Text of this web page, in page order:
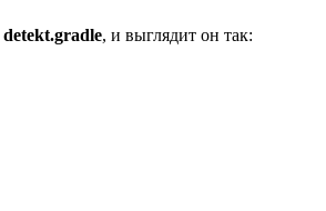
detekt.gradle, и выглядит он так: